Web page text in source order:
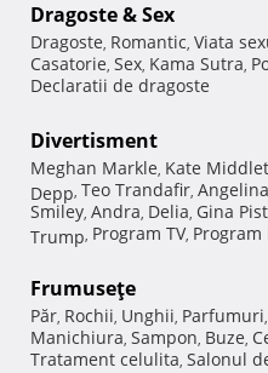
Dragoste & Sex
Dragoste, Romantic, Viata
Casatorie, Sex, Kama Sutra,
Declaratii de dragoste
Divertisment
Meghan Markle, Kate
Depp, Teo Trandafir,
Smiley, Andra, Delia, Gina
Trump, Program TV, Program
Frumuseţe
Păr, Rochii, Unghii, Parfumuri,
Manichiura, Sampon, Buze,
Tratament celulita, Salonul